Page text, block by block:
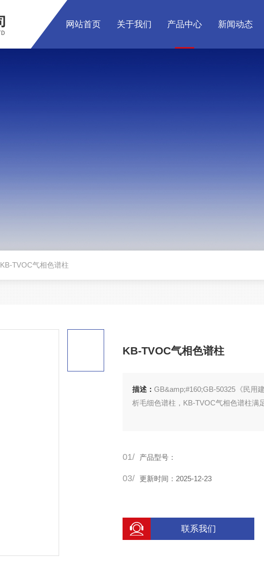
网站首页 关于我们 产品中心 新闻动态
KB-TVOC气相色谱柱
KB-TVOC气相色谱柱
描述：GB&amp;#160;GB-50325《民用
析毛细色谱柱，KB-TVOC气相色谱柱满
01/ 产品型号：
03/ 更新时间：2025-12-23
联系我们